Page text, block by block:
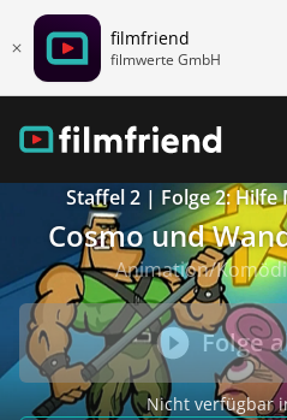
filmfriend
filmwerte GmbH
Staffel 2 | Folge 2: Hilfe
Cosmo und
Animation/
Folge
Nicht verfügbar